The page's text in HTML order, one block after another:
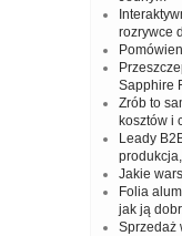
rozrywce
Sapphire
Zrób to
kosztów i
Leady
Jakie
Folia
jak ją
Sprzedaż